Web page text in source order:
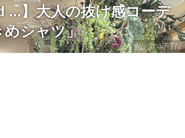
出典：FTN
...】大人の抜け感コーデ
シャツ」